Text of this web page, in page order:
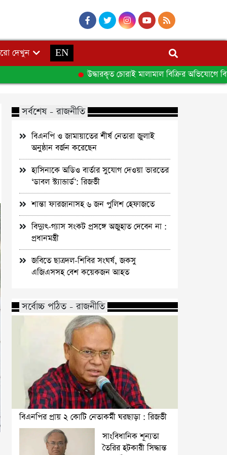
দেখুন
EN
উদ্ধারকৃত চোরাই মালামাল বিক্রির অভিযোগে
সর্বশেষ - রাজনীতি
বিএনপি ও জামায়াতের শীর্ষ নেতারা জুলাই
অনুষ্ঠান বর্জন করেছেন
হাসিনাকে অডিও বার্তার সুযোগ দেওয়া ভারতের
‘ডাবল স্ট্যান্ডার্ড’: রিজভী
শান্তা ফারজানাসহ ৬ জন পুলিশ হেফাজতে
বিদ্যুৎ-গ্যাস সংকট প্রসঙ্গে অজুহাত দেবেন না :
প্রধানমন্ত্রী
জবিতে ছাত্রদল-শিবির সংঘর্ষ, জকসু
এজিএসসহ বেশ কয়েকজন আহত
সর্বোচ্চ পঠিত - রাজনীতি
বিএনপির প্রায় ২ কোটি নেতাকর্মী ঘরছাড়া : রিজভী
সাংবিধানিক শূন্যতা
তৈরির হটকারী সিদ্ধান্ত